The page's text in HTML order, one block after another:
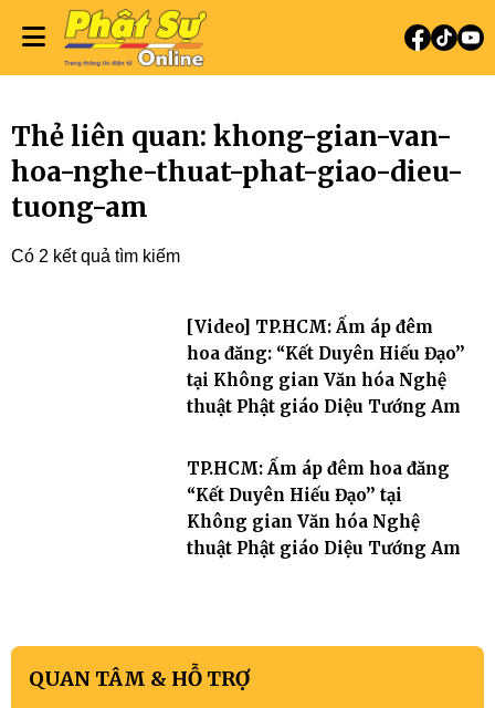
Thẻ liên quan: khong-gian-van-
hoa-nghe-thuat-phat-giao-dieu-
tuong-am
Có 2 kết quả tìm kiếm
[Video] TP.HCM: Ấm áp đêm
hoa đăng: “Kết Duyên Hiếu Đạo’’
tại Không gian Văn hóa Nghệ
thuật Phật giáo Diệu Tướng Am
TP.HCM: Ấm áp đêm hoa đăng
“Kết Duyên Hiếu Đạo’’ tại
Không gian Văn hóa Nghệ
thuật Phật giáo Diệu Tướng Am
QUAN TÂM & HỖ TRỢ